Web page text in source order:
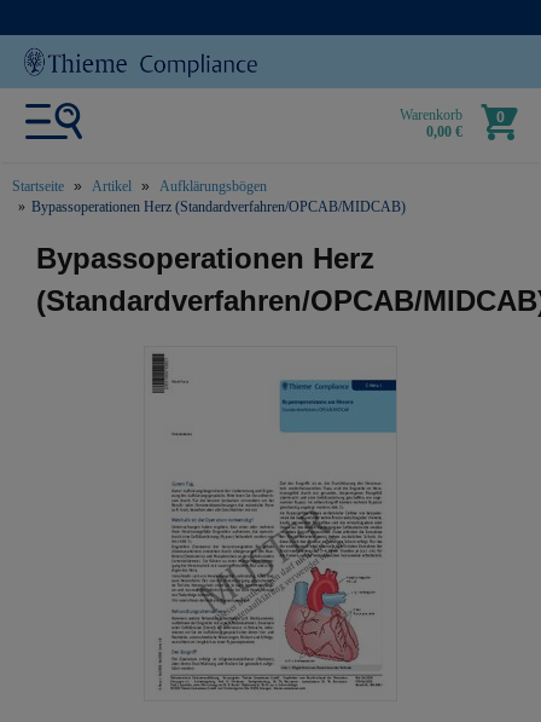
Warenkorb
0,00 €
0
Startseite Artikel
Aufklärungsbögen
Bypassoperationen Herz (Standardverfahren/OPCAB/MIDCAB)
text.skipToContent
text.skipToNavigation
Bypassoperationen Herz
(Standardverfahren/OPCAB/